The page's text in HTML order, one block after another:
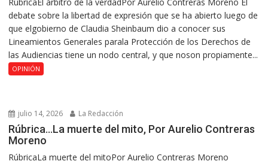
RúbricaEl árbitro de la verdadPor Aurelio Contreras Moreno El
debate sobre la libertad de expresión que se ha abierto luego de
que elgobierno de Claudia Sheinbaum dio a conocer sus
Lineamientos Generales parala Protección de los Derechos de
las Audiencias tiene un nodo central, y que noson propiamente...
OPINIÓN
julio 14, 2026 La Redacción
Rúbrica…La muerte del mito, Por Aurelio Contreras
Moreno
RúbricaLa muerte del mitoPor Aurelio Contreras Moreno